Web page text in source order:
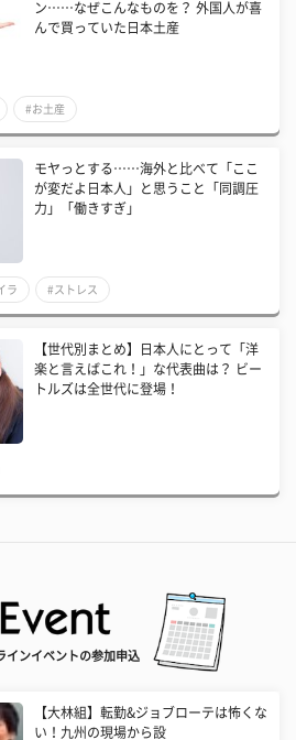
ン……なぜこんなものを？ 外国人が喜
んで買っていた日本土産
#お土産
モヤっとする……海外と比べて「ここ
が変だよ日本人」と思うこと「同調圧
力」「働きすぎ」
ラ #ストレス
【世代別まとめ】日本人にとって「洋
楽と言えばこれ！」な代表曲は？ ビー
トルズは全世代に登場！
インイベントの参加申込
【大林組】転勤&ジョブローテは怖くな
い！九州の現場から設